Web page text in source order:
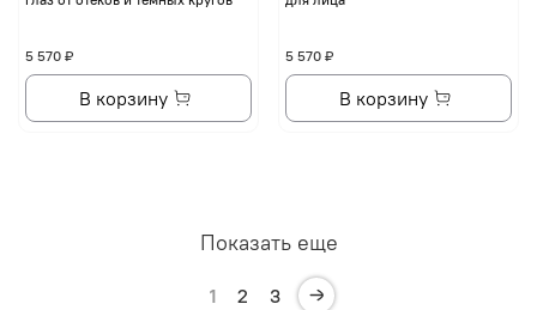
5 570 ₽
В корзину
5 570 ₽
В корзину
Показать еще
1 2 3